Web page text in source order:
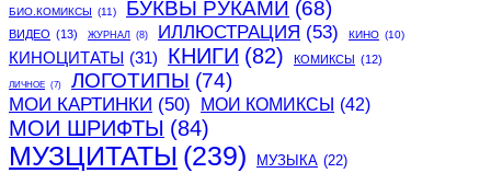
БИО.КОМИКСЫ (11) БУКВЫ РУКАМИ (68)
ВИДЕО (13) ЖУРНАЛ (8) ИЛЛЮСТРАЦИЯ (53) КИНО (10)
КИНОЦИТАТЫ (31) КНИГИ (82) КОМИКСЫ (12)
ЛИЧНОЕ (7) ЛОГОТИПЫ (74)
МОИ КАРТИНКИ (50) МОИ КОМИКСЫ (42)
МОИ ШРИФТЫ (84)
МУЗЦИТАТЫ (239) МУЗЫКА (22)